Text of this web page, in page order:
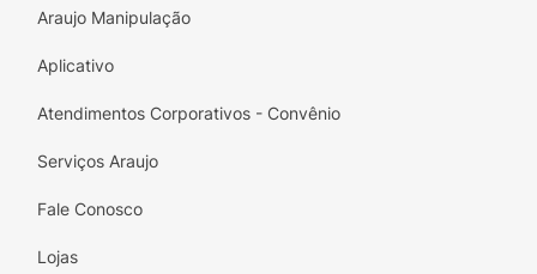
Araujo Manipulação
Aplicativo
Atendimentos Corporativos - Convênio
Serviços Araujo
Fale Conosco
Lojas